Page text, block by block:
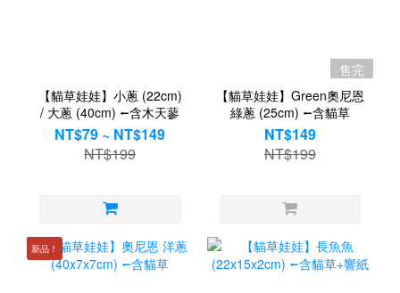
【貓草娃娃】小蔥 (22cm)
/ 大蔥 (40cm) ⭠含木天蓼
NT$79 ~ NT$149
NT$199
售完
【貓草娃娃】Green奧尼恩
綠蔥 (25cm) ⭠含貓草
NT$149
NT$199
新品！